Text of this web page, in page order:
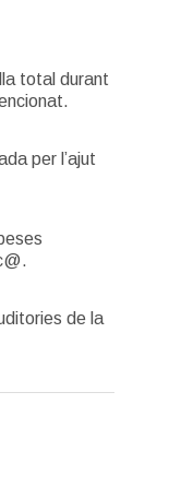
total durant
per l’ajut
de la